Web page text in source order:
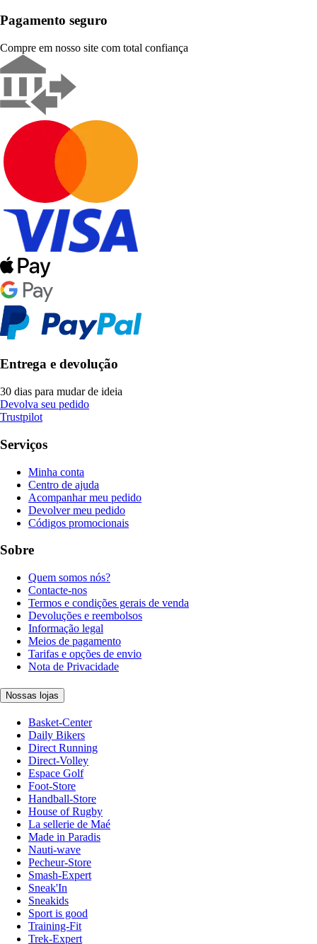
Pagamento seguro
Compre em nosso site com total confiança
Entrega e devolução
30 dias para mudar de ideia
Devolva seu pedido
Trustpilot
Serviços
Minha conta
Centro de ajuda
Acompanhar meu pedido
Devolver meu pedido
Códigos promocionais
Sobre
Quem somos nós?
Contacte-nos
Termos e condições gerais de venda
Devoluções e reembolsos
Informação legal
Meios de pagamento
Tarifas e opções de envio
Nota de Privacidade
Nossas lojas
Basket-Center
Daily Bikers
Direct Running
Direct-Volley
Espace Golf
Foot-Store
Handball-Store
House of Rugby
La sellerie de Maé
Made in Paradis
Nauti-wave
Pecheur-Store
Smash-Expert
Sneak'In
Sneakids
Sport is good
Training-Fit
Trek-Expert